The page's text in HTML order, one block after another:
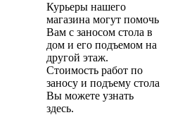
Курьеры нашего
магазина могут помочь
Вам с заносом стола в
дом и его подъемом на
другой этаж.
Стоимость работ по
заносу и подъему стола
Вы можете узнать
здесь.